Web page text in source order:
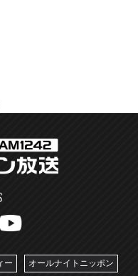
ー オールナイトニッポン